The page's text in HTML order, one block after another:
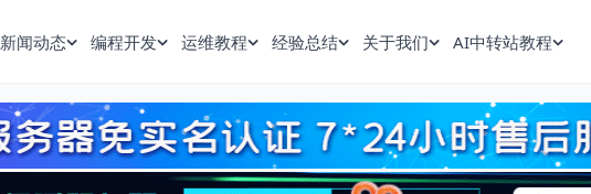
新闻动态 编程开发 运维教程 经验总结 关于我们 AI中转站教程